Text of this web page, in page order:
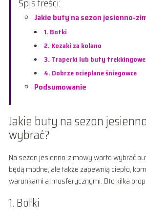
Jakie buty na sezon jesienno-
1. Botki
2. Kozaki za kolano
3. Traperki lub buty trekkingowe
4. Dobrze ocieplane śniegowce
Podsumowanie
Jakie buty na sezon
wybrać?
Na sezon jesienno-zimowy warto wybrać
będą modne, ale także zapewnią ciepło,
warunkami atmosferycznymi. Oto kilka
1. Botki